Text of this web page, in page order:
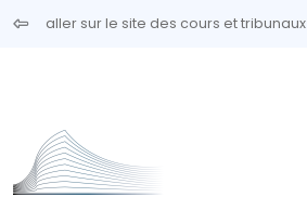
Aller au contenu principal
aller sur le site des cours et tribunaux